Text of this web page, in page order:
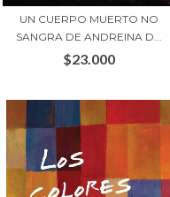
UN CUERPO MUERTO NO
SANGRA DE ANDREINA D...
$23.000